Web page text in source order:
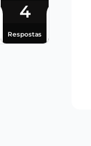
4
Respostas